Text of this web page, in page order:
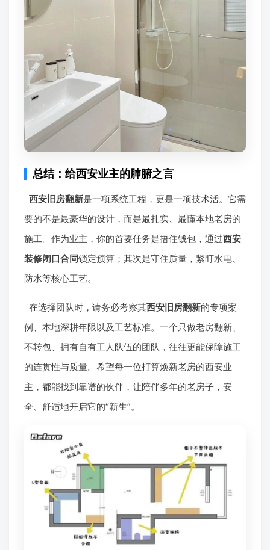
总结：给西安业主的肺腑之言
西安旧房翻新是一项系统工程，更是一项技术活。它需
要的不是最豪华的设计，而是最扎实、最懂本地老房的
施工。作为业主，你的首要任务是捂住钱包，通过西安
装修闭口合同锁定预算；其次是守住质量，紧盯水电、
防水等核心工艺。
在选择团队时，请务必考察其西安旧房翻新的专项案
例、本地深耕年限以及工艺标准。一个只做老房翻新、
不转包、拥有自有工人队伍的团队，往往更能保障施工
的连贯性与质量。希望每一位打算焕新老房的西安业
主，都能找到靠谱的伙伴，让陪伴多年的老房子，安
全、舒适地开启它的“新生”。